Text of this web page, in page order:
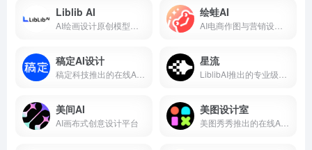
Liblib AI
AI绘画设计原创模型平台
绘蛙AI
AI电商作图与营销设计工具
稿定AI设计
稿定科技推出的在线AI设计平台
星流
LiblibAI推出的专业级AI图像生成与创作工具
美间AI
AI画布式创意设计平台
美图设计室
美图秀秀推出的在线AI设计协作平台